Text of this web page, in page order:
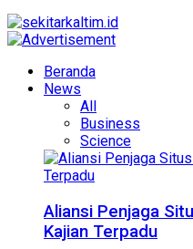
Beranda
News
All
Business
Science
Aliansi Penjaga
Kajian Terpadu